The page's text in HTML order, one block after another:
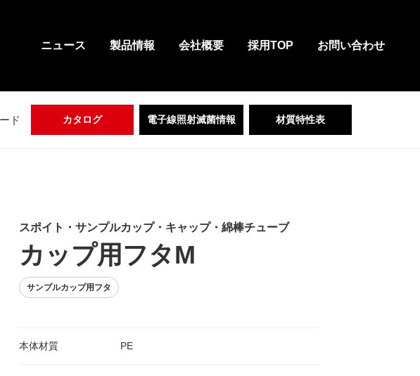
ニュース 製品情報 会社概要 採用TOP お問い合わせ
ド カタログ 電子線照射滅菌情報 材質特性表
スポイト・サンプルカップ・キャップ・綿棒チューブ
カップ用フタM
サンプルカップ用フタ
本体材質 PE